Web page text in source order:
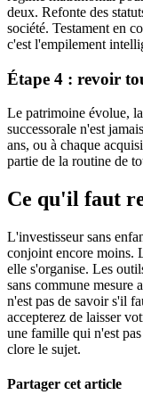
deux. Refonte des
société. Testament en
c'est l'empilement
Étape 4 : revoir
Le patrimoine évolue,
successorale n'est
ans, ou à chaque
partie de la routine de
Ce qu'il faut
L'investisseur sans
conjoint encore moins.
elle s'organise. Les
sans commune mesure
n'est pas de savoir s'il
accepterez de laisser
une famille qui n'est
clore le sujet.
Partager cet article